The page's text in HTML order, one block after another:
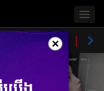
ហាងឆេងផលិតផល ចំណ
×